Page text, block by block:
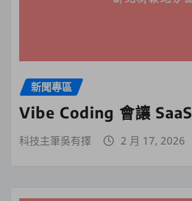
新聞專區
Vibe Coding 會讓
科技主筆吳有擇 2 月 17, 2026